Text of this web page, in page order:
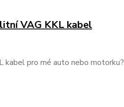
VAG KKL kabel
kabel pro mé auto nebo motorku?